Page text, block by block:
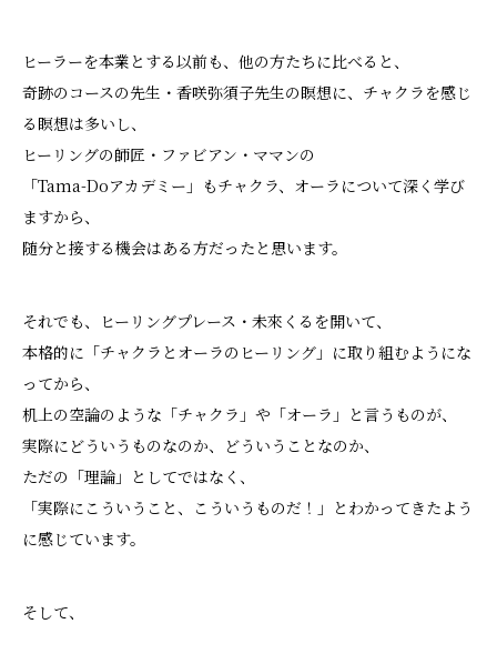
ヒーラーを本業とする以前も、 他の方たちに比べると、
奇跡のコースの先生・香咲弥須子先生の瞑想に、チャクラを感じ
る瞑想は多いし、
ヒーリングの師匠・ファビアン・ママンの
「Tama-Doアカデミー」もチャクラ、オーラについて深く学び
ますから、
随分と接する機会はある方だったと思います。
それでも、ヒーリングプレース・未來くるを開いて、
本格的に「チャクラとオーラのヒーリング」に取り組むようにな
ってから、
机上の空論のような「チャクラ」や「オーラ」と言うものが、
実際にどういうものなのか、どういうことなのか、
ただの「理論」としてではなく、
「実際にこういうこと、こういうものだ！」とわかってきたよう
に感じています。
そして、